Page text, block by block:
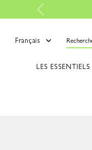
Français
LES